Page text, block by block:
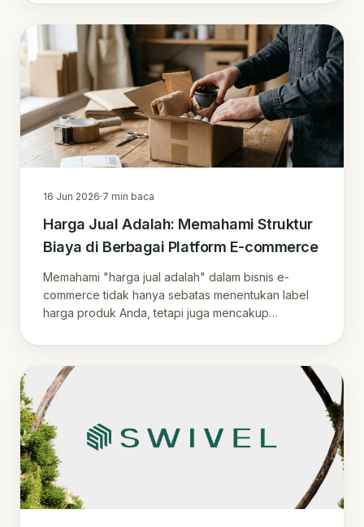
16 Jun 2026·7 min baca
Harga Jual Adalah: Memahami Struktur
Biaya di Berbagai Platform E-commerce
Memahami "harga jual adalah" dalam bisnis e-
commerce tidak hanya sebatas menentukan label
harga produk Anda, tetapi juga mencakup